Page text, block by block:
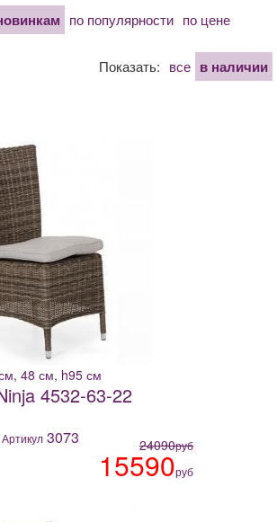
по популярности по цене
Показать: все в наличии
48 см, h95 см
4532-63-22
Артикул 3073 24090руб
15590руб